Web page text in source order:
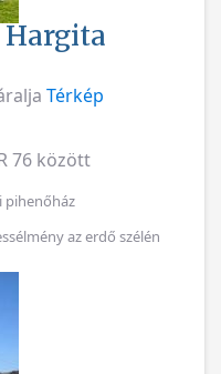
Hargita
Térkép
76 között
pihenőház
az erdő szélén